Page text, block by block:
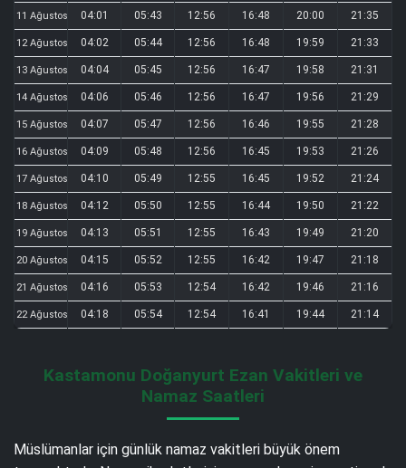
11 Ağustos 04:01 05:43 12:56 16:48 20:00 21:35
12 Ağustos 04:02 05:44 12:56 16:48 19:59 21:33
13 Ağustos 04:04 05:45 12:56 16:47 19:58 21:31
14 Ağustos 04:06 05:46 12:56 16:47 19:56 21:29
15 Ağustos 04:07 05:47 12:56 16:46 19:55 21:28
16 Ağustos 04:09 05:48 12:56 16:45 19:53 21:26
17 Ağustos 04:10 05:49 12:55 16:45 19:52 21:24
18 Ağustos 04:12 05:50 12:55 16:44 19:50 21:22
19 Ağustos 04:13 05:51 12:55 16:43 19:49 21:20
20 Ağustos 04:15 05:52 12:55 16:42 19:47 21:18
21 Ağustos 04:16 05:53 12:54 16:42 19:46 21:16
22 Ağustos 04:18 05:54 12:54 16:41 19:44 21:14
Kastamonu Doğanyurt Ezan Vakitleri ve
Namaz Saatleri
Müslümanlar için günlük namaz vakitleri büyük önem